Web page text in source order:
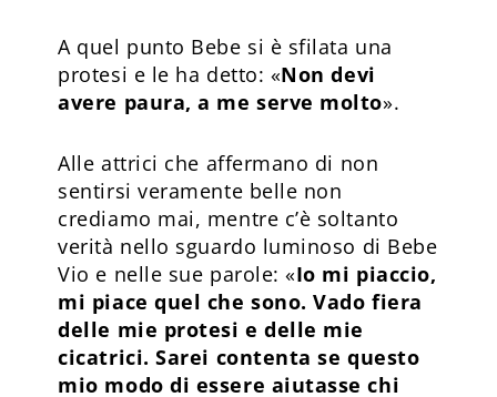
A quel punto Bebe si è sfilata una
protesi e le ha detto: «Non devi
avere paura, a me serve molto».
Alle attrici che affermano di non
sentirsi veramente belle non
crediamo mai, mentre c’è soltanto
verità nello sguardo luminoso di Bebe
Vio e nelle sue parole: «Io mi piaccio,
mi piace quel che sono. Vado fiera
delle mie protesi e delle mie
cicatrici. Sarei contenta se questo
mio modo di essere aiutasse chi